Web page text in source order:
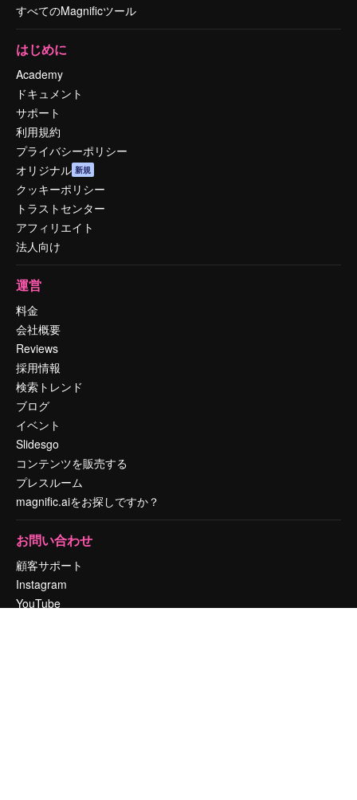
すべてのMagnificツール
はじめに
Academy
ドキュメント
サポート
利用規約
プライバシーポリシー
オリジナル 新規
クッキーポリシー
トラストセンター
アフィリエイト
法人向け
運営
料金
会社概要
Reviews
採用情報
検索トレンド
ブログ
イベント
Slidesgo
コンテンツを販売する
プレスルーム
magnific.aiをお探しですか？
お問い合わせ
顧客サポート
Instagram
YouTube